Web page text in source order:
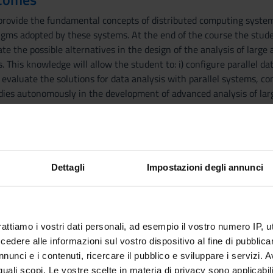
Dettagli Impostazioni degli annunci
i vostri dati personali, ad esempio il vostro numero IP,
alle informazioni sul vostro dispositivo al fine di
e i contenuti, ricercare il pubblico e sviluppare i servizi.
scopi. Le vostre scelte in materia di privacy sono
the fundamental concepts of distributed computing
adopted by these systems. At the end of the course the
the possible alternatives in the design of the analysis of
This knowledge will allow the student to: i) configure parallel
the solutions for data analysis with parallel systems,
autonomously in the development of advanced analysis of
(HDFS);
(MapReduce, Pregel);
Hive);
for text processing;
(inverted indexing);